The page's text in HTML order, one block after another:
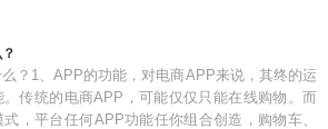
？1、APP的功能，对电商APP来说，其终的运
传统的电商APP，可能仅仅只能在线购物。而
，平台任何APP功能任你组合创造，购物车、